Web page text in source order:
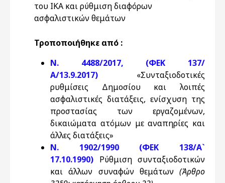
του ΙΚΑ και ρύθμιση διαφόρων
ασφαλιστικών θεμάτων
Τροποποιήθηκε από :
N. 4488/2017, (ΦΕΚ 137/
Α/13.9.2017) «Συνταξιοδοτικές
ρυθμίσεις Δημοσίου και λοιπές
ασφαλιστικές διατάξεις, ενίσχυση της
προστασίας των εργαζομένων,
δικαιώματα ατόμων με αναπηρίες και
άλλες διατάξεις»
Ν. 1902/1990 (ΦΕΚ 138/Α`
17.10.1990) Ρύθμιση συνταξιοδοτικών
και άλλων συναφών θεμάτων (Άρθρο